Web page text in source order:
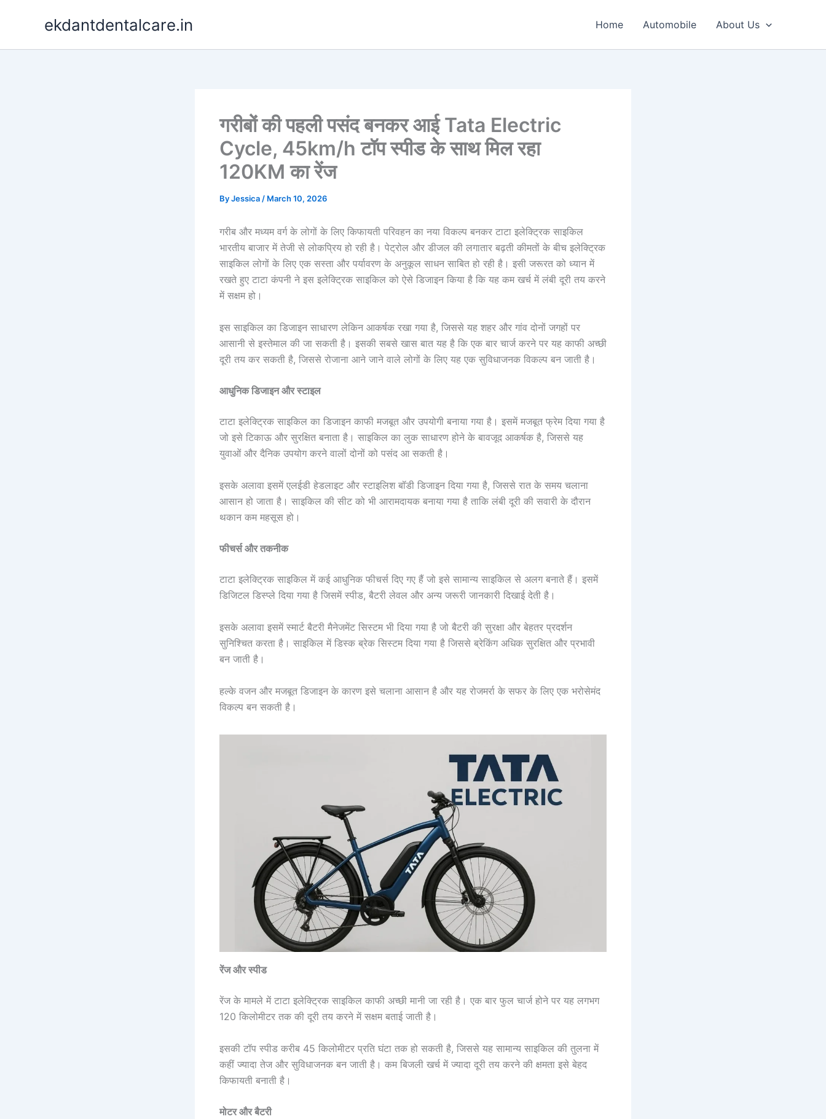
ekdantdentalcare.in Home Automobile About Us
गरीबों की पहली पसंद बनकर आई Tata Electric
Cycle, 45km/h टॉप स्पीड के साथ मिल रहा
120KM का रेंज
ByJessica / March 10, 2026
गरीब और मध्यम वर्ग के लोगों के लिए किफायती परिवहन का नया विकल्प बनकर टाटा इलेक्ट्रिक साइकिल
भारतीय बाजार में तेजी से लोकप्रिय हो रही है। पेट्रोल और डीजल की लगातार बढ़ती कीमतों के बीच इलेक्ट्रिक
साइकिल लोगों के लिए एक सस्ता और पर्यावरण के अनुकूल साधन साबित हो रही है। इसी जरूरत को ध्यान में
रखते हुए टाटा कंपनी ने इस इलेक्ट्रिक साइकिल को ऐसे डिजाइन किया है कि यह कम खर्च में लंबी दूरी तय करने
में सक्षम हो।
इस साइकिल का डिजाइन साधारण लेकिन आकर्षक रखा गया है, जिससे यह शहर और गांव दोनों जगहों पर
आसानी से इस्तेमाल की जा सकती है। इसकी सबसे खास बात यह है कि एक बार चार्ज करने पर यह काफी अच्छी
दूरी तय कर सकती है, जिससे रोजाना आने जाने वाले लोगों के लिए यह एक सुविधाजनक विकल्प बन जाती है।
आधुनिक डिजाइन और स्टाइल
टाटा इलेक्ट्रिक साइकिल का डिजाइन काफी मजबूत और उपयोगी बनाया गया है। इसमें मजबूत फ्रेम दिया गया है
जो इसे टिकाऊ और सुरक्षित बनाता है। साइकिल का लुक साधारण होने के बावजूद आकर्षक है, जिससे यह
युवाओं और दैनिक उपयोग करने वालों दोनों को पसंद आ सकती है।
इसके अलावा इसमें एलईडी हेडलाइट और स्टाइलिश बॉडी डिजाइन दिया गया है, जिससे रात के समय चलाना
आसान हो जाता है। साइकिल की सीट को भी आरामदायक बनाया गया है ताकि लंबी दूरी की सवारी के दौरान
थकान कम महसूस हो।
फीचर्स और तकनीक
टाटा इलेक्ट्रिक साइकिल में कई आधुनिक फीचर्स दिए गए हैं जो इसे सामान्य साइकिल से अलग बनाते हैं। इसमें
डिजिटल डिस्प्ले दिया गया है जिसमें स्पीड, बैटरी लेवल और अन्य जरूरी जानकारी दिखाई देती है।
इसके अलावा इसमें स्मार्ट बैटरी मैनेजमेंट सिस्टम भी दिया गया है जो बैटरी की सुरक्षा और बेहतर प्रदर्शन
सुनिश्चित करता है। साइकिल में डिस्क ब्रेक सिस्टम दिया गया है जिससे ब्रेकिंग अधिक सुरक्षित और प्रभावी
बन जाती है।
हल्के वजन और मजबूत डिजाइन के कारण इसे चलाना आसान है और यह रोजमर्रा के सफर के लिए एक भरोसेमंद
विकल्प बन सकती है।
रेंज और स्पीड
रेंज के मामले में टाटा इलेक्ट्रिक साइकिल काफी अच्छी मानी जा रही है। एक बार फुल चार्ज होने पर यह लगभग
120 किलोमीटर तक की दूरी तय करने में सक्षम बताई जाती है।
इसकी टॉप स्पीड करीब 45 किलोमीटर प्रति घंटा तक हो सकती है, जिससे यह सामान्य साइकिल की तुलना में
कहीं ज्यादा तेज और सुविधाजनक बन जाती है। कम बिजली खर्च में ज्यादा दूरी तय करने की क्षमता इसे बेहद
किफायती बनाती है।
मोटर और बैटरी